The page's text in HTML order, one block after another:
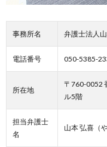
事務所名 弁護士法人
電話番号 050-5385-
所在地
〒760-0052
ル5階
担当弁護士
名
山本 弘喜（